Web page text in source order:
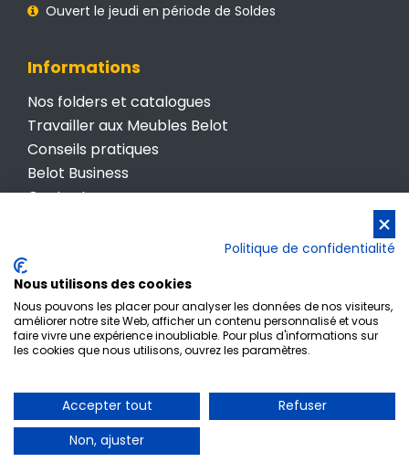
Ouvert le jeudi en période de Soldes
Informations
Nos folders et catalogues
Travailler aux Meubles Belot
Conseils pratiques
Belot Business
Contactez-nous
© Meubles Belot • TVA BE 0412 512 987
Powered bywww.meaweb.tech • Agence de
Politique de confidentialité
Nous utilisons des cookies
Nous pouvons les placer pour analyser les données de nos visiteurs,
améliorer notre site Web, afficher un contenu personnalisé et vous
faire vivre une expérience inoubliable. Pour plus d'informations sur
les cookies que nous utilisons, ouvrez les paramètres.
Accepter tout
Refuser
Non, ajuster